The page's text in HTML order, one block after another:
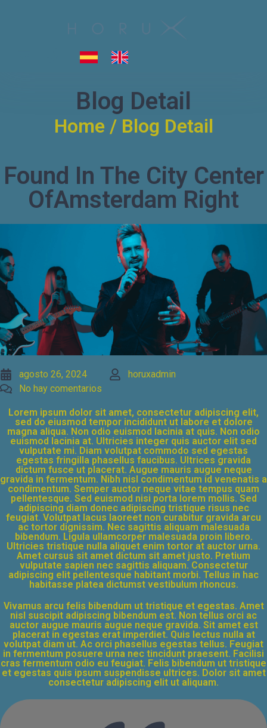
Blog Detail
Home / Blog Detail
Found In The City Center
OfAmsterdam Right
agosto 26, 2024
horuxadmin
No hay comentarios
Lorem ipsum dolor sit amet, consectetur adipiscing elit,
sed do eiusmod tempor incididunt ut labore et dolore
magna aliqua. Non odio euismod lacinia at quis. Non odio
euismod lacinia at. Ultricies integer quis auctor elit sed
vulputate mi. Diam volutpat commodo sed egestas
egestas fringilla phasellus faucibus. Ultrices gravida
dictum fusce ut placerat. Augue mauris augue neque
gravida in fermentum. Nibh nisl condimentum id venenatis a
condimentum. Semper auctor neque vitae tempus quam
pellentesque. Sed euismod nisi porta lorem mollis. Sed
adipiscing diam donec adipiscing tristique risus nec
feugiat. Volutpat lacus laoreet non curabitur gravida arcu
ac tortor dignissim. Nec sagittis aliquam malesuada
bibendum. Ligula ullamcorper malesuada proin libero.
Ultricies tristique nulla aliquet enim tortor at auctor urna.
Amet cursus sit amet dictum sit amet justo. Pretium
vulputate sapien nec sagittis aliquam. Consectetur
adipiscing elit pellentesque habitant morbi. Tellus in hac
habitasse platea dictumst vestibulum rhoncus.
Vivamus arcu felis bibendum ut tristique et egestas. Amet
nisl suscipit adipiscing bibendum est. Non tellus orci ac
auctor augue mauris augue neque gravida. Sit amet est
placerat in egestas erat imperdiet. Quis lectus nulla at
volutpat diam ut. Ac orci phasellus egestas tellus. Feugiat
in fermentum posuere urna nec tincidunt praesent. Facilisi
cras fermentum odio eu feugiat. Felis bibendum ut tristique
et egestas quis ipsum suspendisse ultrices. Dolor sit amet
consectetur adipiscing elit ut aliquam.